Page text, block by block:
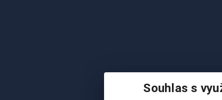
Souhlas s